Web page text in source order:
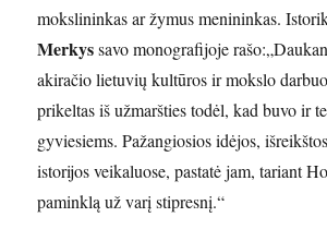
mokslininkas ar žymus menininkas.
Merkyssavo monografijoje
akiračio lietuvių kultūros ir mokslo
prikeltas iš užmaršties todėl, kad buvo ir
gyviesiems. Pažangiosios idėjos,
istorijos veikaluose, pastatė jam, tariant
paminklą už varį stipresnį.“